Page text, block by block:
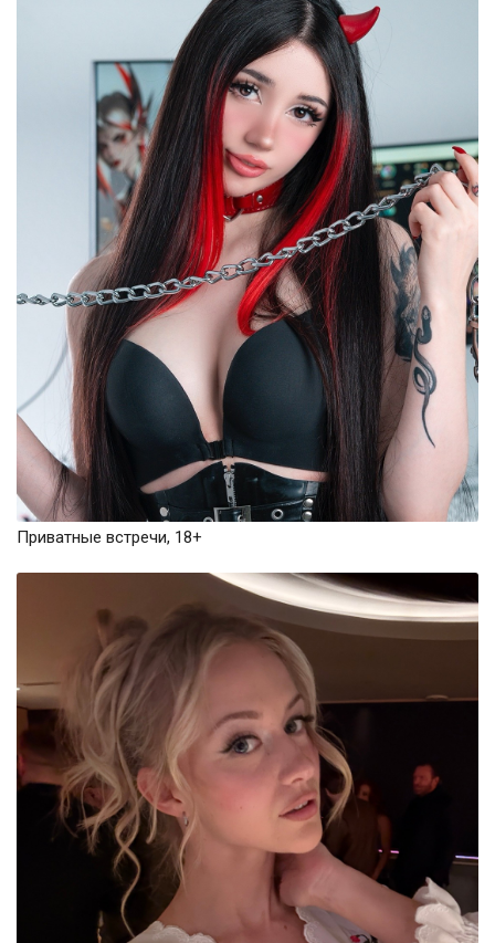
Приватные встречи, 18+